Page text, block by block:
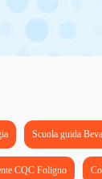
Scuola guida
CQC Foligno